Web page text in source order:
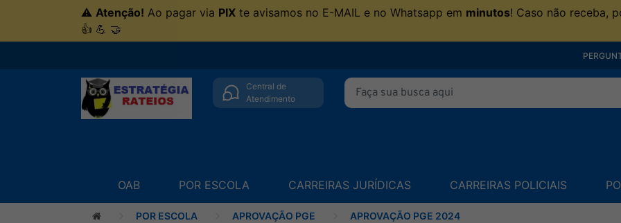
⚠ Atenção! Ao pagar via PIX te avisamos no E-MAIL e no Whatsapp em minutos! Caso não receba,
👍 💪 🤝
Central de
Atendimento
OAB POR ESCOLA CARREIRAS JURÍDICAS CARREIRAS POLICIAIS
POR ESCOLA APROVAÇÃO PGE
APROVAÇÃO PGE 2024